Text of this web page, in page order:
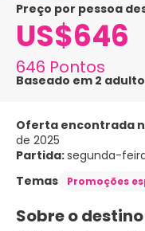
preço por pessoa
US$646
646 Pontos
Baseado em 2
Oferta encontrada
de 2025
Partida:segunda-
Temas
Promoções
Sobre o destino